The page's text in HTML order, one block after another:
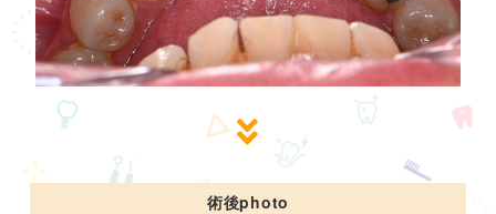
術後photo